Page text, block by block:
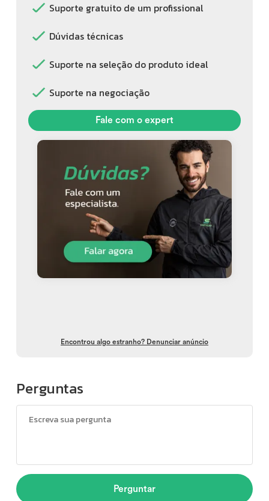
competição)
• Pneus em ótimo estado
distância)
Obs: Acompanha pedais Looks
Bike pronta pra competir — ideal pra quem quer performance
Motivo da venda: pouco uso.
Perguntas
Perguntar
Suporte gratuito de um profissional
Dúvidas técnicas
Suporte na seleção do produto ideal
Suporte na negociação
Fale com o expert
Encontrou algo estranho? Denunciar anúncio